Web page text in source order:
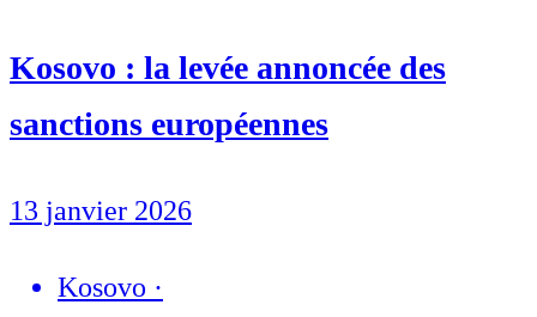
Kosovo : la levée annoncée des
sanctions européennes
13 janvier 2026
Kosovo ·